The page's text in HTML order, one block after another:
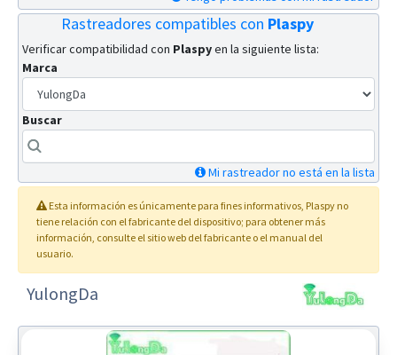
Rastreadores compatibles con Plaspy
Verificar compatibilidad con Plaspyen la siguiente lista:
Marca
Buscar
Mi rastreador no está en la lista
Esta información es únicamente para fines informativos, Plaspy no
tiene relación con el fabricante del dispositivo; para obtener más
información, consulte el sitio web del fabricante o el manual del
usuario.
YulongDa